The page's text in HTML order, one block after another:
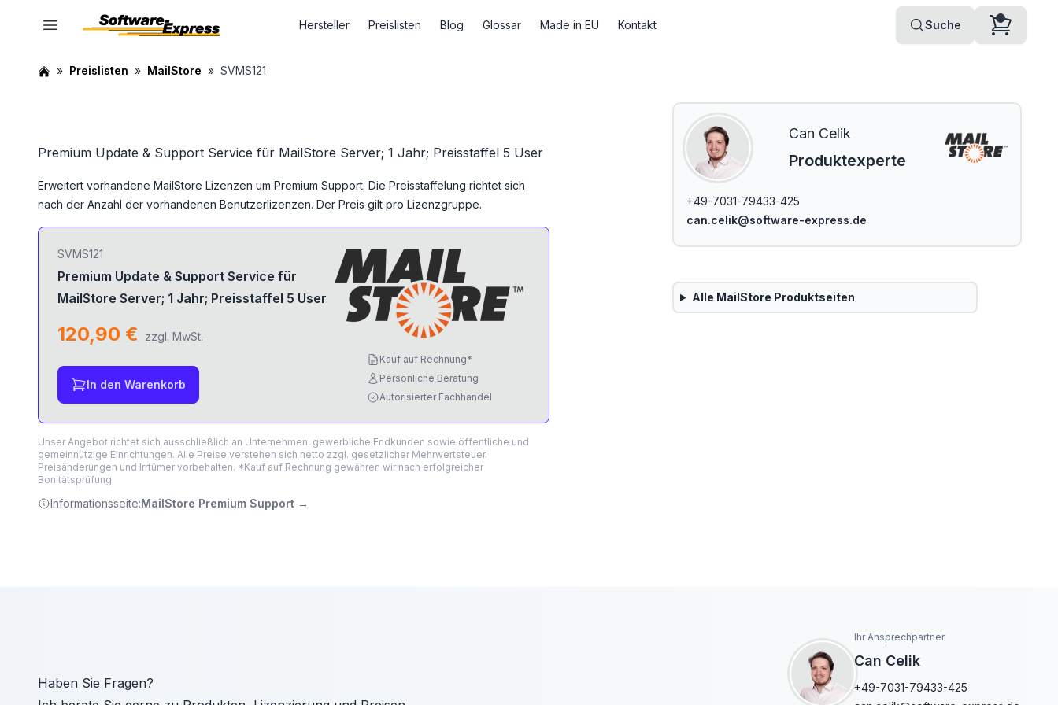
Hersteller Preislisten Blog Glossar Made in EU Kontakt Suche
Preislisten MailStore SVMS121
Premium Update & Support Service für MailStore Server; 1 Jahr; Preisstaffel 5 User
Erweitert vorhandene MailStore Lizenzen um Premium Support. Die Preisstaffelung richtet sich
nach der Anzahl der vorhandenen Benutzerlizenzen. Der Preis gilt pro Lizenzgruppe.
SVMS121
Premium Update & Support Service für
MailStore Server; 1 Jahr; Preisstaffel 5 User
120,90 € zzgl. MwSt.
In den Warenkorb
Kauf auf Rechnung*
Persönliche Beratung
Autorisierter Fachhandel
Unser Angebot richtet sich ausschließlich an Unternehmen, gewerbliche Endkunden sowie öffentliche und
gemeinnützige Einrichtungen. Alle Preise verstehen sich netto zzgl. gesetzlicher Mehrwertsteuer.
Preisänderungen und Irrtümer vorbehalten. *Kauf auf Rechnung gewähren wir nach erfolgreicher
Bonitätsprüfung.
Informationsseite:MailStore Premium Support →
Can Celik
Produktexperte
+49-7031-79433-425
can.celik@software-express.de
Alle MailStore Produktseiten
Haben Sie Fragen?
Ihr Ansprechpartner
Can Celik
+49-7031-79433-425